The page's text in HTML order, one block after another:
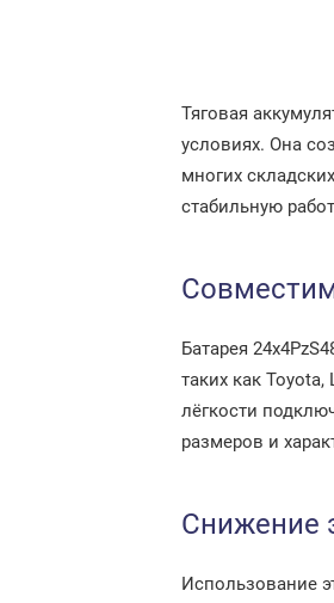
Тяговая
условиях. Она
многих
стабильную
Батарея
таких как
лёгкости
размеров и
Снижение
Использование